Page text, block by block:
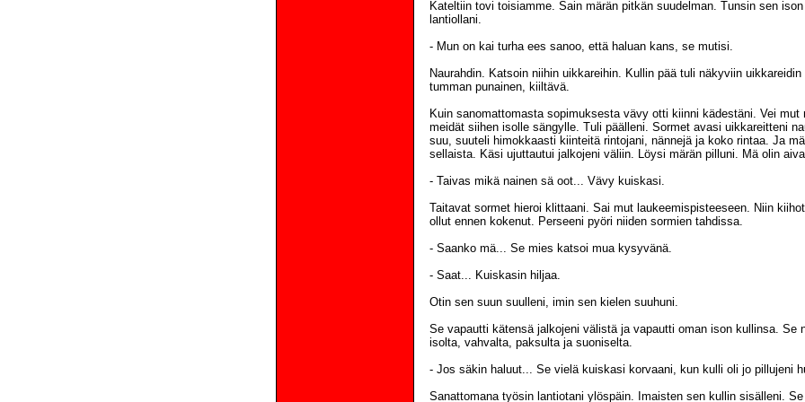
Kateltiin tovi toisiamme. Sain märän pitkän suudelman. Tunsin sen
lantiollani.
- Mun on kai turha ees sanoo, että haluan kans, se mutisi.
Naurahdin. Katsoin niihin uikkareihin. Kullin pää tuli näkyviin
tumman punainen, kiiltävä.
Kuin sanomattomasta sopimuksesta vävy otti kiinni kädestäni. Vei mut
meidät siihen isolle sängylle. Tuli päälleni. Sormet avasi uikkareitteni
suu, suuteli himokkaasti kiinteitä rintojani, nännejä ja koko rintaa. Ja
sellaista. Käsi ujuttautui jalkojeni väliin. Löysi märän pilluni. Mä olin
- Taivas mikä nainen sä oot... Vävy kuiskasi.
Taitavat sormet hieroi klittaani. Sai mut laukeemispisteeseen. Niin
ollut ennen kokenut. Perseeni pyöri niiden sormien tahdissa.
- Saanko mä... Se mies katsoi mua kysyvänä.
- Saat... Kuiskasin hiljaa.
Otin sen suun suulleni, imin sen kielen suuhuni.
Se vapautti kätensä jalkojeni välistä ja vapautti oman ison kullinsa. Se
isolta, vahvalta, paksulta ja suoniselta.
- Jos säkin haluut... Se vielä kuiskasi korvaani, kun kulli oli jo pillujeni
Sanattomana työsin lantiotani ylöspäin. Imaisten sen kullin sisälleni.